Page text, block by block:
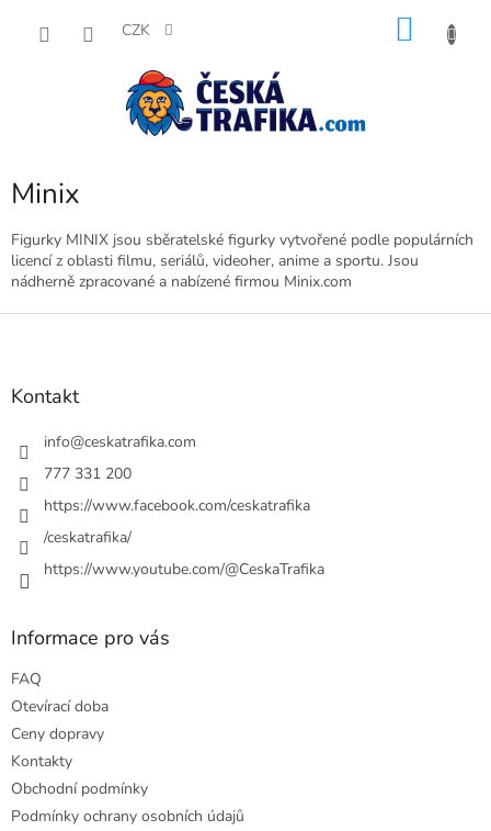
CZK
Minix
Figurky MINIX jsou sběratelské figurky vytvořené podle populárních
licencí z oblasti filmu, seriálů, videoher, anime a sportu. Jsou
nádherně zpracované a nabízené firmou Minix.com
Z
Kontakt
info@ceskatrafika.com
777 331 200
https://www.facebook.com/ceskatrafika
/ceskatrafika/
https://www.youtube.com/@CeskaTrafika
Informace pro vás
FAQ
Otevírací doba
Ceny dopravy
Kontakty
Obchodní podmínky
Podmínky ochrany osobních údajů